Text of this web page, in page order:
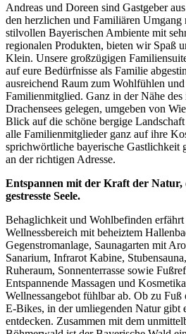
Andreas und Doreen sind Gastgeber
den herzlichen und Familiären Umgang
stilvollen Bayerischen Ambiente mit
regionalen Produkten, bieten wir Spaß
Klein. Unsere großzügigen
auf eure Bedürfnisse als Familie
ausreichend Raum zum Wohlfühlen
Familienmitglied. Ganz in der Nähe des
Drachensees gelegen, umgeben von
Blick auf die schöne bergige
alle Familienmitglieder ganz auf ihre
sprichwörtliche bayerische Gastlichkeit
an der richtigen Adresse.
Entspannen mit der Kraft der Natur,
gestresste Seele.
Behaglichkeit und Wohlbefinden erfährt
Wellnessbereich mit beheiztem
Gegenstromanlage, Saunagarten mit
Sanarium, Infrarot Kabine,
Ruheraum, Sonnenterrasse sowie
Entspannende Massagen und
Wellnessangebot fühlbar ab. Ob zu Fuß
E-Bikes, in der umliegenden Natur gibt
entdecken. Zusammen mit dem